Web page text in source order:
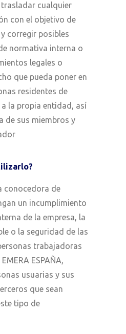
trasladar cualquier
con el objetivo de
corregir posibles
normativa interna o
legales o
que pueda poner en
residentes de
la propia entidad, así
de sus miembros y
conocedora de
un incumplimiento
de la empresa, la
o la seguridad de las
trabajadoras
ESPAÑA,
usuarias y sus
que sean
tipo de